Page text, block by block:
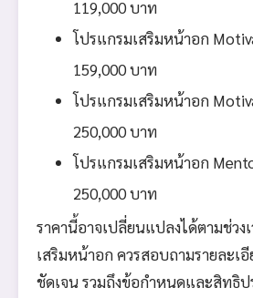
119,000 บาท
โปรแกรมเสริมหน้าอก
159,000 บาท
โปรแกรมเสริมหน้าอก
250,000 บาท
โปรแกรมเสริมหน้าอก
250,000 บาท
ราคานี้อาจเปลี่ยนแปลงได้ตามช่วง
เสริมหน้าอก ควรสอบถามรายละเ
ชัดเจน รวมถึงข้อกำหนดและสิทธิ